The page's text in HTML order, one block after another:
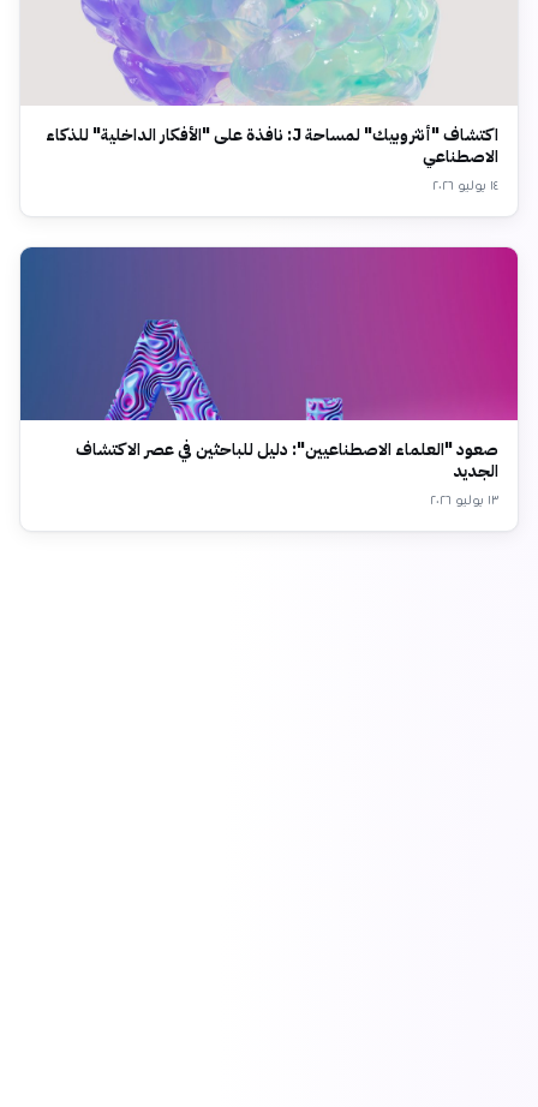
اكتشاف "أنثروبيك" لمساحة J: نافذة على "الأفكار الداخلية" للذكاء
الاصطناعي
١٤ يوليو ٢٠٢٦
صعود "العلماء الاصطناعيين": دليل للباحثين في عصر الاكتشاف
الجديد
١٣ يوليو ٢٠٢٦